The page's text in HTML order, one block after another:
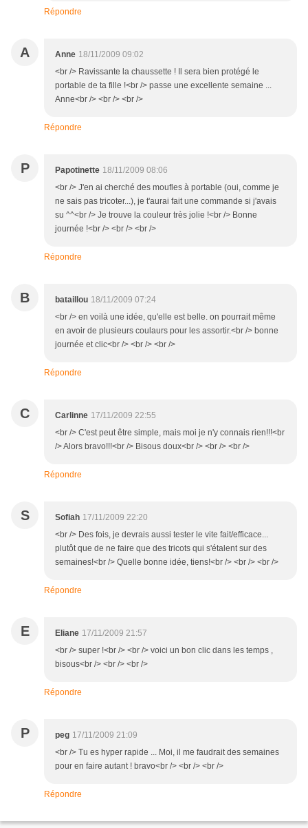
Répondre
A Anne 18/11/2009 09:02
<br /> Ravissante la chaussette ! Il sera bien protégé le
portable de ta fille !<br /> passe une excellente semaine ...
Anne<br /> <br /> <br />
Répondre
P Papotinette 18/11/2009 08:06
<br /> J'en ai cherché des moufles à portable (oui, comme je
ne sais pas tricoter...), je t'aurai fait une commande si j'avais
su ^^<br /> Je trouve la couleur très jolie !<br /> Bonne
journée !<br /> <br /> <br />
Répondre
B bataillou 18/11/2009 07:24
<br /> en voilà une idée, qu'elle est belle. on pourrait même
en avoir de plusieurs coulaurs pour les assortir.<br /> bonne
journée et clic<br /> <br /> <br />
Répondre
C Carlinne 17/11/2009 22:55
<br /> C'est peut être simple, mais moi je n'y connais rien!!!<br
/> Alors bravo!!!<br /> Bisous doux<br /> <br /> <br />
Répondre
S Sofiah 17/11/2009 22:20
<br /> Des fois, je devrais aussi tester le vite fait/efficace...
plutôt que de ne faire que des tricots qui s'étalent sur des
semaines!<br /> Quelle bonne idée, tiens!<br /> <br /> <br />
Répondre
E Eliane 17/11/2009 21:57
<br /> super !<br /> <br /> voici un bon clic dans les temps ,
bisous<br /> <br /> <br />
Répondre
P peg 17/11/2009 21:09
<br /> Tu es hyper rapide ... Moi, il me faudrait des semaines
pour en faire autant ! bravo<br /> <br /> <br />
Répondre